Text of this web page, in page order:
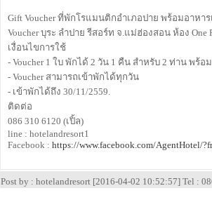
Gift Voucher ที่พักโรแมนติกอำเภอปาย พร้อมอาหา
Voucher บุระ ลำปาย รีสอร์ท จ.แม่ฮ่องสอน ห้อง One
เงื่อนไขการใช้
- Voucher 1 ใบ พักได้ 2 วัน 1 คืน สำหรับ 2 ท่าน พร้อ
- Voucher สามารถเข้าพักได้ทุกวัน
- เข้าพักได้ถึง 30/11/2559.
ติดต่อ
086 310 6120 (เปิ้ล)
line : hotelandresort1
Facebook : https://www.facebook.com/AgentHotel/
Post by : hotelandresort [2016-04-02 10:52:57] Tel :